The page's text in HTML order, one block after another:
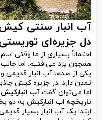
آب انبار سنتی
دل جزیره‌ای توریستی
احتمالاً بسیاری از ما وقتی
همچون یزد می‌افتیم. اما
یکی از صدها آب انبار قدیمی
تمدن دارد. در جزیره کیش
اما می‌توان گفت آب انبارکیش
تاریخچه اب انبارکیش به دو
ابتدا یک آب انبار بسیار